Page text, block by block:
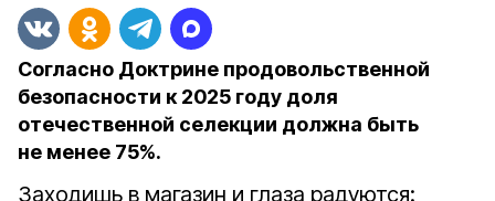
Согласно Доктрине продовольственной
безопасности к 2025 году доля
отечественной селекции должна быть
не менее 75%.
Заходишь в магазин и глаза радуются: